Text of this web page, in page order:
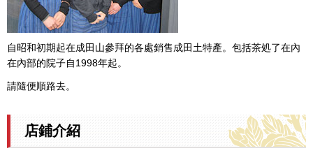
自昭和初期起在成田山參拜的各處銷售成田土特產。包括茶処了在內
在內部的院子自1998年起。
請隨便順路去。
店鋪介紹